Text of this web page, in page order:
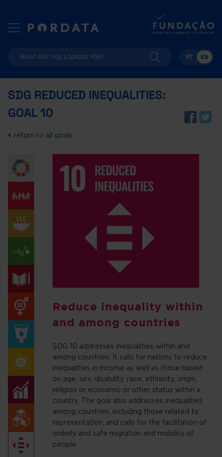
PT EN
SDG REDUCED INEQUALITIES:
GOAL 10
return to all goals
Reduce inequality within
and among countries
SDG 10 addresses inequalities within and
among countries. It calls for nations to reduce
inequalities in income as well as those based
on age, sex, disability, race, ethnicity, origin,
religion or economic or other status within a
country. The goal also addresses inequalities
among countries, including those related to
representation, and calls for the facilitation of
orderly and safe migration and mobility of
people.